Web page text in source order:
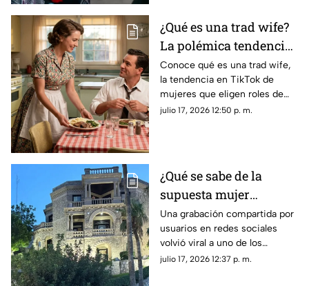
¿Qué es una trad wife?
La polémica tendencia
VIRAL de amas de casa
Conoce qué es una trad wife,
la tendencia en TikTok de
mujeres que eligen roles de
género tradicionales y por qué
julio 17, 2026 12:50 p. m.
¿Qué se sabe de la
supuesta mujer
fantasma que se hizo
viral en la Casa del
Cerro de Torreón?
Una grabación compartida por
usuarios en redes sociales
volvió viral a uno de los
inmuebles más
julio 17, 2026 12:37 p. m.